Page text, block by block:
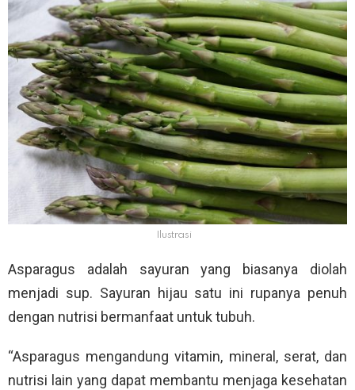
Ilustrasi
Asparagus adalah sayuran yang biasanya diolah
menjadi sup. Sayuran hijau satu ini rupanya penuh
dengan nutrisi bermanfaat untuk tubuh.
“Asparagus mengandung vitamin, mineral, serat, dan
nutrisi lain yang dapat membantu menjaga kesehatan